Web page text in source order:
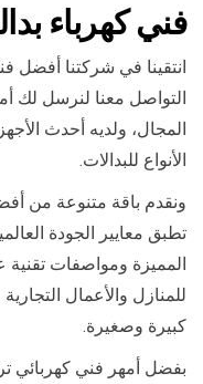
فني كهرباء
انتقينا في شركتنا أفضل
التواصل معنا لنرسل لك
المجال، ولديه أحدث
الأنواع للبدالات.
ونقدم باقة متنوعة من
تطبق معايير الجودة
المميزة ومواصفات تقنية
للمنازل والأعمال
كبيرة وصغيرة.
بفضل أمهر فني كهربائي